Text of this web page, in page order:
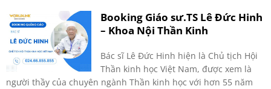
Booking Giáo sư.TS Lê Đức Hinh
– Khoa Nội Thần Kinh
Bác sĩ Lê Đức Hinh hiện là Chủ tịch Hội
Thần kinh học Việt Nam, được xem là
người thầy của chuyên ngành Thần kinh học với hơn 55 năm